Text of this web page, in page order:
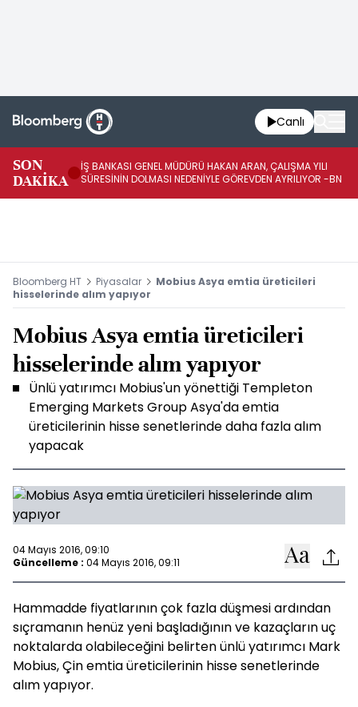
Canlı
SON
DAKİKA
İŞ BANKASI GENEL MÜDÜRÜ HAKAN ARAN, ÇALIŞMA YILI
SÜRESİNİN DOLMASI NEDENİYLE GÖREVDEN AYRILIYOR -BN
Bloomberg HT Piyasalar
Mobius Asya emtia üreticileri
hisselerinde alım yapıyor
Mobius Asya emtia üreticileri
hisselerinde alım yapıyor
Ünlü yatırımcı Mobius'un yönettiği Templeton
Emerging Markets Group Asya'da emtia
üreticilerinin hisse senetlerinde daha fazla alım
yapacak
04 Mayıs 2016, 09:10
Güncelleme : 04 Mayıs 2016, 09:11
Hammadde fiyatlarının çok fazla düşmesi ardından
sıçramanın henüz yeni başladığının ve kazaçların uç
noktalarda olabileceğini belirten ünlü yatırımcı Mark
Mobius, Çin emtia üreticilerinin hisse senetlerinde
alım yapıyor.